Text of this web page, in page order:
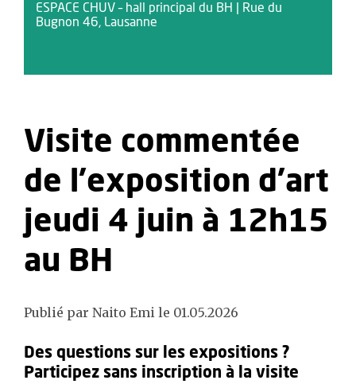
ESPACE CHUV – hall principal du BH | Rue du
Bugnon 46, Lausanne
Visite commentée
de l'exposition d'art
jeudi 4 juin à 12h15
au BH
Publié par Naito Emi le 01.05.2026
Des questions sur les expositions ?
Participez sans inscription à la visite